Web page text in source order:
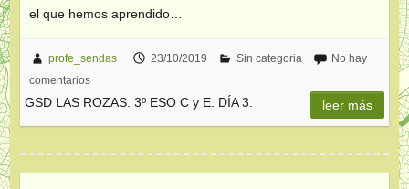
el que hemos aprendido…
profe_sendas 23/10/2019 Sin categoria
No hay
comentarios
GSD LAS ROZAS. 3º ESO C y E. DÍA 3. leer más